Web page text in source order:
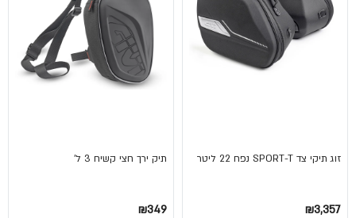
זוג תיקי צד SPORT-T נפח 22 ליטר
₪3,357
תיק ירך חצי קשיח 3 ל'
₪349